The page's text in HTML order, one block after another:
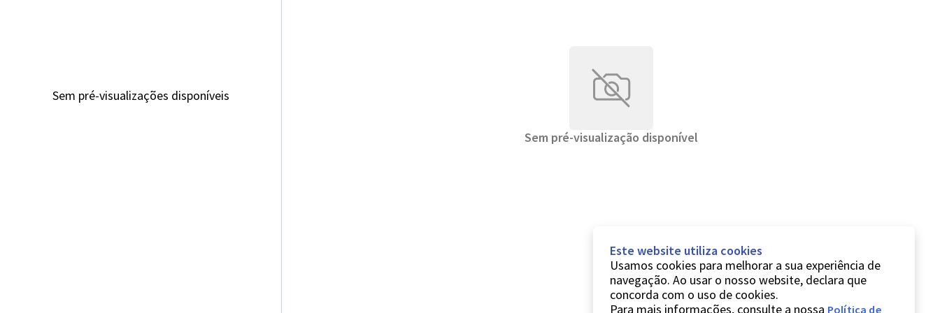
Sem pré-visualizações disponíveis
Sem pré-visualização disponível
Este website utiliza cookies
Usamos cookies para melhorar a sua experiência de
navegação. Ao usar o nosso website, declara que
concorda com o uso de cookies.
Para mais informações, consulte a nossa Política de